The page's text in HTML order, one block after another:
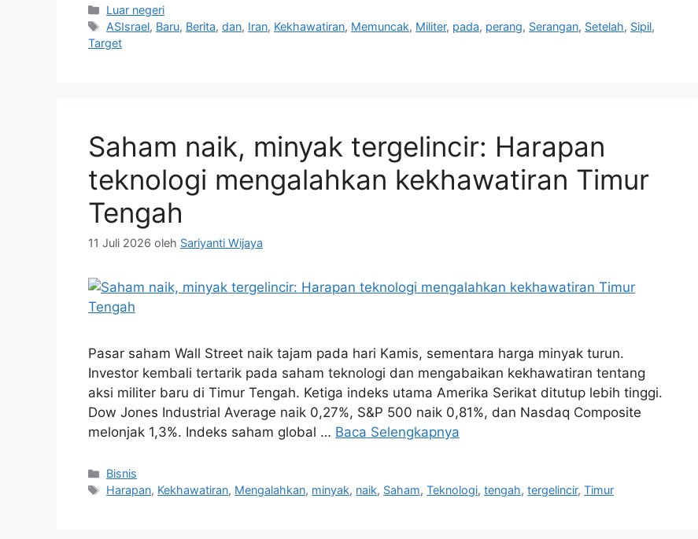
Kategori
Luar negeri
Tag
ASIsrael, Baru, Berita,dan, Iran, Kekhawatiran, Memuncak, Militer, pada, perang, Serangan, Setelah, Sipil,
Target
Saham naik, minyak tergelincir: Harapan
teknologi mengalahkan kekhawatiran Timur
Tengah
11 Juli 2026 oleh Sariyanti Wijaya
Pasar saham Wall Street naik tajam pada hari Kamis, sementara harga minyak turun.
Investor kembali tertarik pada saham teknologi dan mengabaikan kekhawatiran tentang
aksi militer baru di Timur Tengah. Ketiga indeks utama Amerika Serikat ditutup lebih tinggi.
Dow Jones Industrial Average naik 0,27%, S&P 500 naik 0,81%, dan Nasdaq Composite
melonjak 1,3%. Indeks saham global … Baca Selengkapnya
Kategori
Bisnis
Tag
Harapan, Kekhawatiran, Mengalahkan, minyak, naik, Saham,Teknologi,tengah,tergelincir,Timur